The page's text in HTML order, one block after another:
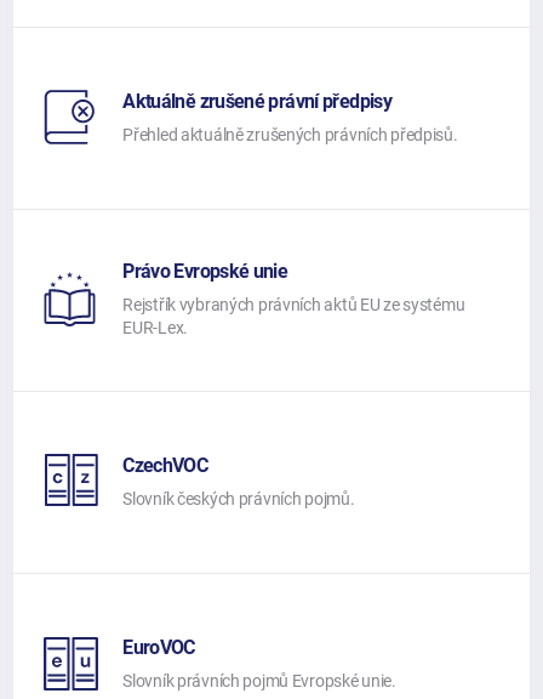
Aktuálně zrušené právní předpisy
Přehled aktuálně zrušených právních předpisů.
Právo Evropské unie
Rejstřík vybraných právních aktů EU ze systému
EUR-Lex.
CzechVOC
Slovník českých právních pojmů.
EuroVOC
Slovník právních pojmů Evropské unie.